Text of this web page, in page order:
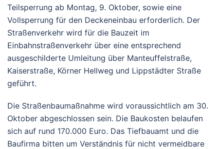
Teilsperrung ab Montag, 9. Oktober, sowie eine
Vollsperrung für den Deckeneinbau erforderlich. Der
Straßenverkehr wird für die Bauzeit im
Einbahnstraßenverkehr über eine entsprechend
ausgeschilderte Umleitung über Manteuffelstraße,
Kaiserstraße, Körner Hellweg und Lippstädter Straße
geführt.
Die Straßenbaumaßnahme wird voraussichtlich am 30.
Oktober abgeschlossen sein. Die Baukosten belaufen
sich auf rund 170.000 Euro. Das Tiefbauamt und die
Baufirma bitten um Verständnis für nicht vermeidbare